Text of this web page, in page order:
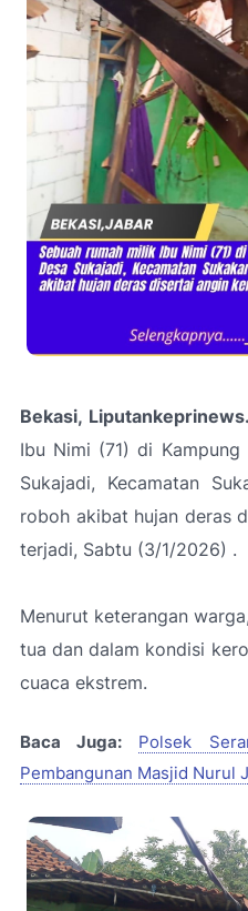
Bekasi,
Ibu Nimi (71) di
Sukajadi, Kecamatan
roboh akibat hujan deras
terjadi, Sabtu (3/1/2026) .
Menurut keterangan
tua dan dalam kondisi
cuaca ekstrem.
Baca Juga:
Polsek
Pembangunan Masjid Nurul